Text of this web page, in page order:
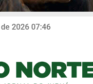
2026 07:46